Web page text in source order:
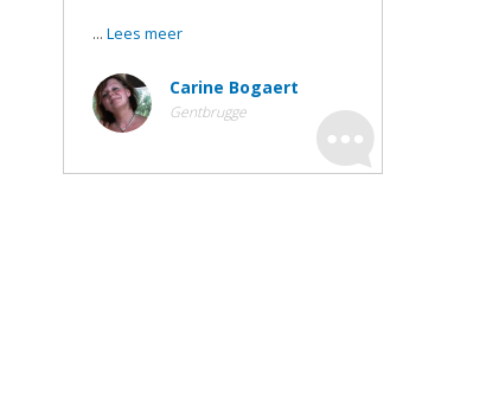
... Lees meer
Carine Bogaert
Gentbrugge